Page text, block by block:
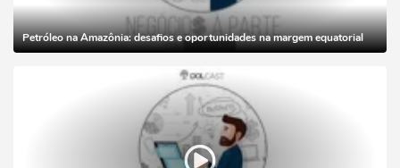
Petróleo na Amazônia: desafios e oportunidades na margem equatorial